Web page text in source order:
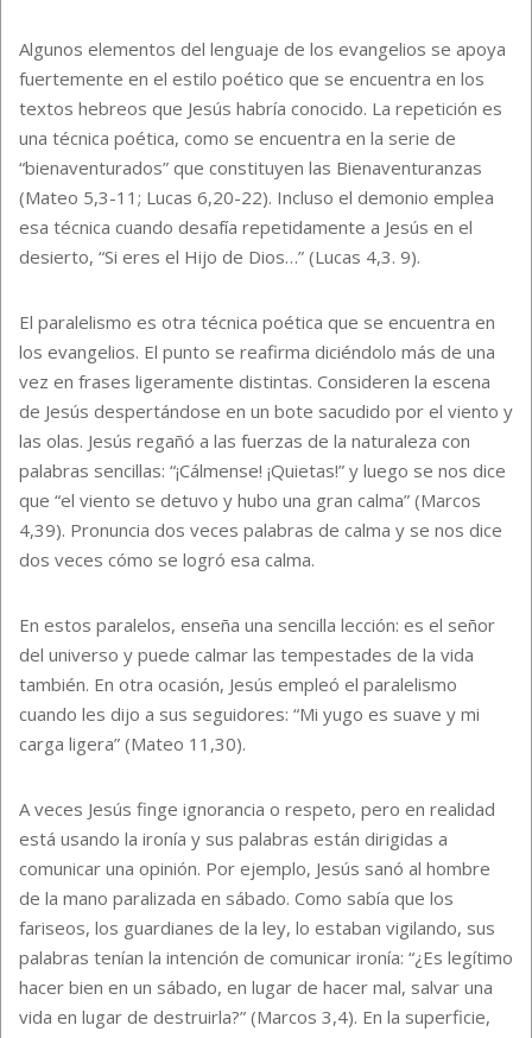
Algunos elementos del lenguaje de los evangelios se apoya
fuertemente en el estilo poético que se encuentra en los
textos hebreos que Jesús habría conocido. La repetición es
una técnica poética, como se encuentra en la serie de
“bienaventurados” que constituyen las Bienaventuranzas
(Mateo 5,3-11; Lucas 6,20-22). Incluso el demonio emplea
esa técnica cuando desafía repetidamente a Jesús en el
desierto, “Si eres el Hijo de Dios…” (Lucas 4,3. 9).
El paralelismo es otra técnica poética que se encuentra en
los evangelios. El punto se reafirma diciéndolo más de una
vez en frases ligeramente distintas. Consideren la escena
de Jesús despertándose en un bote sacudido por el viento y
las olas. Jesús regañó a las fuerzas de la naturaleza con
palabras sencillas: “¡Cálmense! ¡Quietas!” y luego se nos dice
que “el viento se detuvo y hubo una gran calma” (Marcos
4,39). Pronuncia dos veces palabras de calma y se nos dice
dos veces cómo se logró esa calma.
En estos paralelos, enseña una sencilla lección: es el señor
del universo y puede calmar las tempestades de la vida
también. En otra ocasión, Jesús empleó el paralelismo
cuando les dijo a sus seguidores: “Mi yugo es suave y mi
carga ligera” (Mateo 11,30).
A veces Jesús finge ignorancia o respeto, pero en realidad
está usando la ironía y sus palabras están dirigidas a
comunicar una opinión. Por ejemplo, Jesús sanó al hombre
de la mano paralizada en sábado. Como sabía que los
fariseos, los guardianes de la ley, lo estaban vigilando, sus
palabras tenían la intención de comunicar ironía: “¿Es legítimo
hacer bien en un sábado, en lugar de hacer mal, salvar una
vida en lugar de destruirla?” (Marcos 3,4). En la superficie,